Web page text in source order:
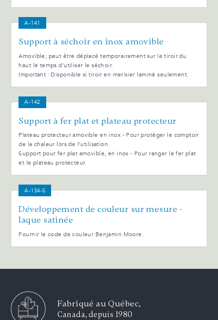
A-141
Support à séchoir en inox amovible
Amovible; peut être déplacé temporairement sur le tiroir du
haut le temps d’utiliser le séchoir.
Important : Disponible si tiroir en merisier laminé seulement.
A-142
Support à fer plat et plateau protecteur
Plateau protecteur amovible en inox - Pour protéger le comptoir
de la chaleur lors de l’utilisation.
Support pour fer plat amovible, en inox - Pour ranger le fer plat
et le plateau protecteur.
A-134-S
Développement de couleur sur mesure -
laque satinée
Fournir le code de couleur Benjamin Moore.
Fabriqué au Québec,
Canada, depuis 1980